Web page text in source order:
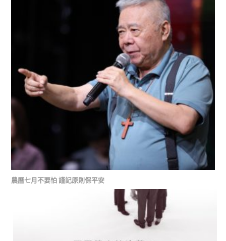
農曆七月不要怕 謹記原則保平安